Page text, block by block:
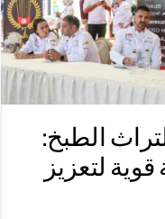
الطبخ:
لتعزيز